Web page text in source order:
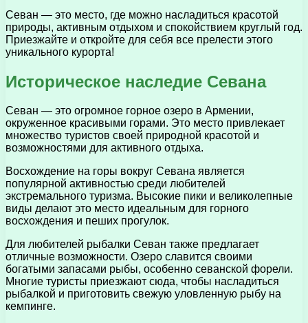
Севан — это место, где можно насладиться красотой
природы, активным отдыхом и спокойствием круглый год.
Приезжайте и откройте для себя все прелести этого
уникального курорта!
Историческое наследие Севана
Севан — это огромное горное озеро в Армении,
окруженное красивыми горами. Это место привлекает
множество туристов своей природной красотой и
возможностями для активного отдыха.
Восхождение на горы вокруг Севана является
популярной активностью среди любителей
экстремального туризма. Высокие пики и великолепные
виды делают это место идеальным для горного
восхождения и пеших прогулок.
Для любителей рыбалки Севан также предлагает
отличные возможности. Озеро славится своими
богатыми запасами рыбы, особенно севанской форели.
Многие туристы приезжают сюда, чтобы насладиться
рыбалкой и приготовить свежую уловленную рыбу на
кемпинге.